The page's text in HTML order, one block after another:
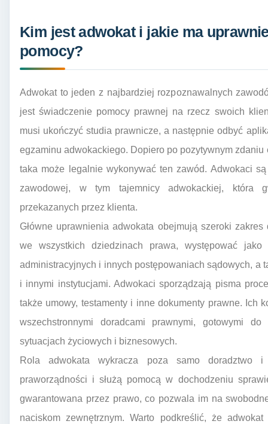
Kim jest adwokat i jakie ma
pomocy?
Adwokat to jeden z najbardziej rozpoznawalnych
jest świadczenie pomocy prawnej na rzecz swoich
musi ukończyć studia prawnicze, a następnie odbyć
egzaminu adwokackiego. Dopiero po pozytywnym
taka może legalnie wykonywać ten zawód. Adwokaci
zawodowej, w tym tajemnicy adwokackiej, która
przekazanych przez klienta.
Główne uprawnienia adwokata obejmują szeroki
we wszystkich dziedzinach prawa, występować
administracyjnych i innych postępowaniach sądowych, a
i innymi instytucjami. Adwokaci sporządzają pisma
także umowy, testamenty i inne dokumenty prawne. Ich
wszechstronnymi doradcami prawnymi, gotowymi
sytuacjach życiowych i biznesowych.
Rola adwokata wykracza poza samo doradztwo i
praworządności i służą pomocą w dochodzeniu
gwarantowana przez prawo, co pozwala im na
naciskom zewnętrznym. Warto podkreślić, że